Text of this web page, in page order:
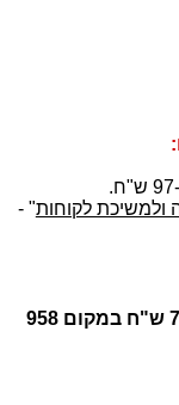
ולמשיכת לקוחות" -
הכל כלול במחיר אטרקטיבי מיוחד של 799 ש"ח במקום 958